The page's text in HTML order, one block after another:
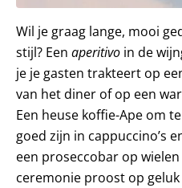
Wil je graag lange, mooi
stijl? Een aperitivo in de
je je gasten trakteert op
van het diner of op een
Een heuse koffie-Ape om
goed zijn in cappuccino’s
een proseccobar op
ceremonie proost op geluk